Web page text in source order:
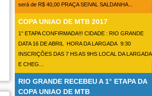
será de R$ 40,00 PRAÇA SEIVAL SALDANHA...
COPA UNIAO DE MTB 2017
1° ETAPA CONFIRMADA!!! CIDADE : RIO GRANDE
DATA 16 DE ABRIL HORA DA LARGADA 9:30
INSCRIÇÕES DAS 7 HS AS 9HS LOCAL DA LARGADA
E CHEG...
RIO GRANDE RECEBEU A 1° ETAPA DA
COPA UNIAO DE MTB